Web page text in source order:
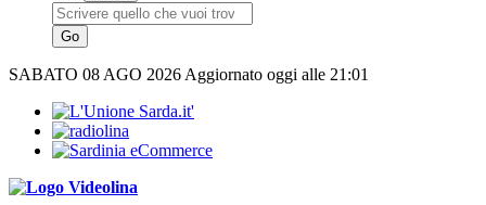
SABATO 08 AGO 2026 Aggiornato oggi alle 21:01